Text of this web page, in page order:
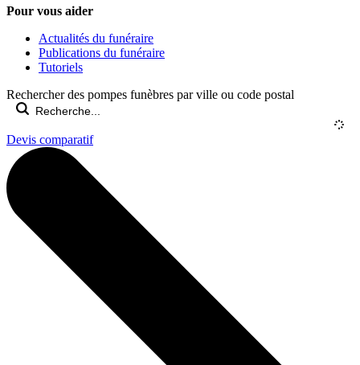
Pour vous aider
Actualités du funéraire
Publications du funéraire
Tutoriels
Rechercher des pompes funèbres par ville ou code postal
Devis comparatif